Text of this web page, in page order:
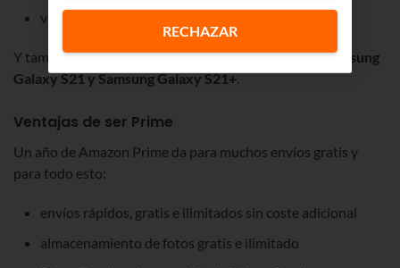
velocidad de carga rápida: 25W
Y también llévate un año de Amazon Prime con losSamsung
Galaxy S21 y Samsung Galaxy S21+.
Ventajas de ser Prime
Un año de Amazon Prime da para muchos envíos gratis y
para todo esto:
envíos rápidos, gratis e ilimitados sin coste adicional
almacenamiento de fotos gratis e ilimitado
RECHAZAR